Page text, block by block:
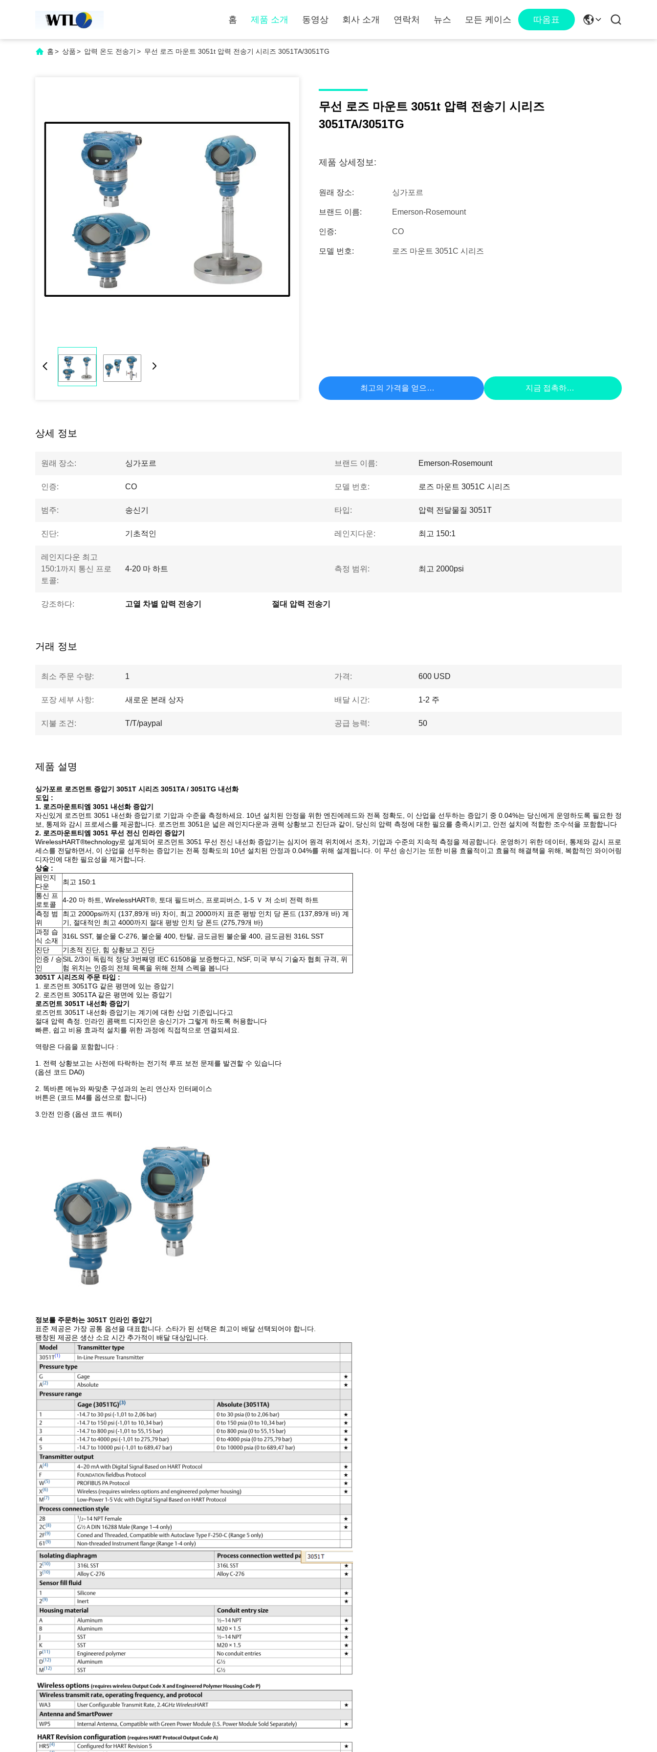
홈 제품 소개 동영상 회사 소개 연락처 뉴스 모든 케이스 따옴표
홈> 상품> 압력 온도 전송기 > 무선 로즈 마운트 3051t 압력 전송기 시리즈 3051TA/3051TG
무선 로즈 마운트 3051t 압력 전송기 시리즈
3051TA/3051TG
제품 상세정보:
원래 장소: 싱가포르
브랜드 이름: Emerson-Rosemount
인증: CO
모델 번호: 로즈 마운트 3051C 시리즈
최고의 가격을 얻으십시오 지금 접촉하세요
상세 정보
원래 장소: 싱가포르 브랜드 이름: Emerson-Rosemount
인증: CO 모델 번호: 로즈 마운트 3051C 시리즈
범주: 송신기 타입: 압력 전달물질 3051T
진단: 기초적인 레인지다운: 최고 150:1
레인지다운 최고
150:1까지 통신 프로
토콜:
4-20 마 하트 측정 범위: 최고 2000psi
강조하다: 고열 차별 압력 전송기 절대 압력 전송기
거래 정보
최소 주문 수량: 1 가격: 600 USD
포장 세부 사항: 새로운 본래 상자 배달 시간: 1-2 주
지불 조건: T/T/paypal 공급 능력: 50
제품 설명
싱가포르 로즈먼트 증압기 3051T 시리즈 3051TA / 3051TG 내선화
도입 :
1. 로즈마운트티엠 3051 내선화 증압기
자신있게 로즈먼트 3051 내선화 증압기로 기압과 수준을 측정하세요. 10년 설치된 안정을 위한 엔진에레드와 전폭 정확도, 이 산업을 선두하는 증압기 중 0.04%는 당신에게 운영하도록 필요한 정
보, 통제와 감시 프로세스를 제공합니다. 로즈먼트 3051은 넓은 레인지다운과 권력 상황보고 진단과 같이, 당신의 압력 측정에 대한 필요를 충족시키고, 안전 설치에 적합한 조수석을 포함합니다
2. 로즈마운트티엠 3051 무선 전신 인라인 증압기
WirelessHART®technology로 설계되어 로즈먼트 3051 무선 전신 내선화 증압기는 심지어 원격 위치에서 조차, 기압과 수준의 지속적 측정을 제공합니다. 운영하기 위한 데이터, 통제와 감시 프로
세스를 전달하면서, 이 산업을 선두하는 증압기는 전폭 정확도의 10년 설치된 안정과 0.04%를 위해 설계됩니다. 이 무선 송신기는 또한 비용 효율적이고 효율적 해결책을 위해, 복합적인 와이어링
디자인에 대한 필요성을 제거합니다.
상술 :
레인지
다운
최고 150:1
통신 프
로토콜
4-20 마 하트, WirelessHART®, 토대 필드버스, 프로피버스, 1-5 Ｖ 저 소비 전력 하트
측정 범
위
최고 2000psi까지 (137,89개 바) 차이, 최고 2000까지 표준 평방 인치 당 폰드 (137,89개 바) 계
기, 절대적인 최고 4000까지 절대 평방 인치 당 폰드 (275,79개 바)
과정 습
식 소재
316L SST, 불순물 C-276, 불순물 400, 탄탈, 금도금된 불순물 400, 금도금된 316L SST
진단
기초적 진단, 힘 상황보고 진단
인증 / 승
인
SIL 2/3이 독립적 정당 3번째명 IEC 61508을 보증했다고, NSF, 미국 부식 기술자 협회 규격, 위
험 위치는 인증의 전체 목록을 위해 전체 스펙을 봅니다
3051T 시리즈의 주문 타입 :
1. 로즈먼트 3051TG 같은 평면에 있는 증압기
2. 로즈먼트 3051TA 같은 평면에 있는 증압기
로즈먼트 3051T 내선화 증압기
로즈먼트 3051T 내선화 증압기는 계기에 대한 산업 기준입니다고
절대 압력 측정. 인라인 콤팩트 디자인은 송신기가 그렇게 하도록 허용합니다
빠른, 쉽고 비용 효과적 설치를 위한 과정에 직접적으로 연결되세요.
역량은 다음을 포함합니다 :
1. 전력 상황보고는 사전에 타락하는 전기적 루프 보전 문제를 발견할 수 있습니다
(옵션 코드 DA0)
2. 똑바른 메뉴와 짜맞춘 구성과의 논리 연산자 인터페이스
버튼은 (코드 M4를 옵션으로 합니다)
3.안전 인증 (옵션 코드 쿼터)
정보를 주문하는 3051T 인라인 증압기
표준 제공은 가장 공통 옵션을 대표합니다. 스타가 된 선택은 최고이 배달 선택되어야 합니다.
팽창된 제공은 생산 소요 시간 추가적이 배달 대상입니다.